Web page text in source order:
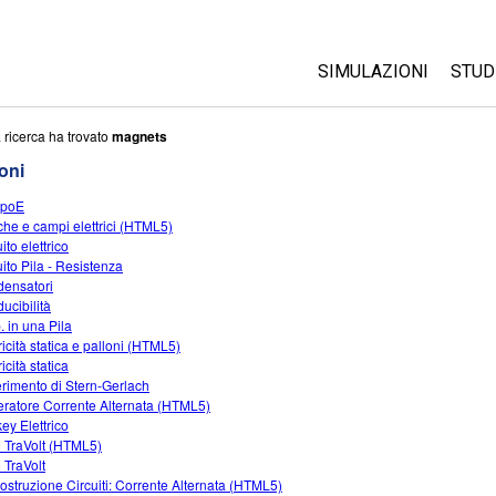
SIMULAZIONI
ricerca ha trovato magnets
e campi elettrici (HTML5)
elettrico
Pila - Resistenza
in una Pila
statica e palloni (HTML5)
statica
di Stern-Gerlach
Corrente Alternata (HTML5)
Elettrico
(HTML5)
Circuiti: Corrente Alternata (HTML5)